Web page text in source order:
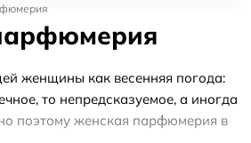
женщины как весенняя погода:
то непредсказуемое, а иногда
поэтому женская парфюмерия в